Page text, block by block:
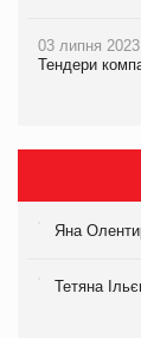
03 липня 2023
Тендери
Яна
Тетяна